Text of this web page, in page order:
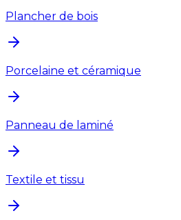
Plancher de bois
Porcelaine et céramique
Panneau de laminé
Textile et tissu